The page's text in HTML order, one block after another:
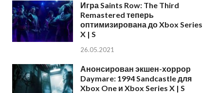
Игра Saints Row: The Third
Remastered теперь
оптимизирована до Xbox Series
X | S
26.05.2021
Анонсирован экшен-хоррор
Daymare: 1994 Sandcastle для
Xbox One и Xbox Series X | S